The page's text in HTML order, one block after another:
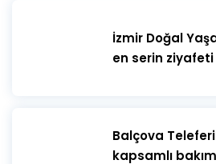
İzmir Doğal
en serin ziyafeti
​Balçova
kapsamlı